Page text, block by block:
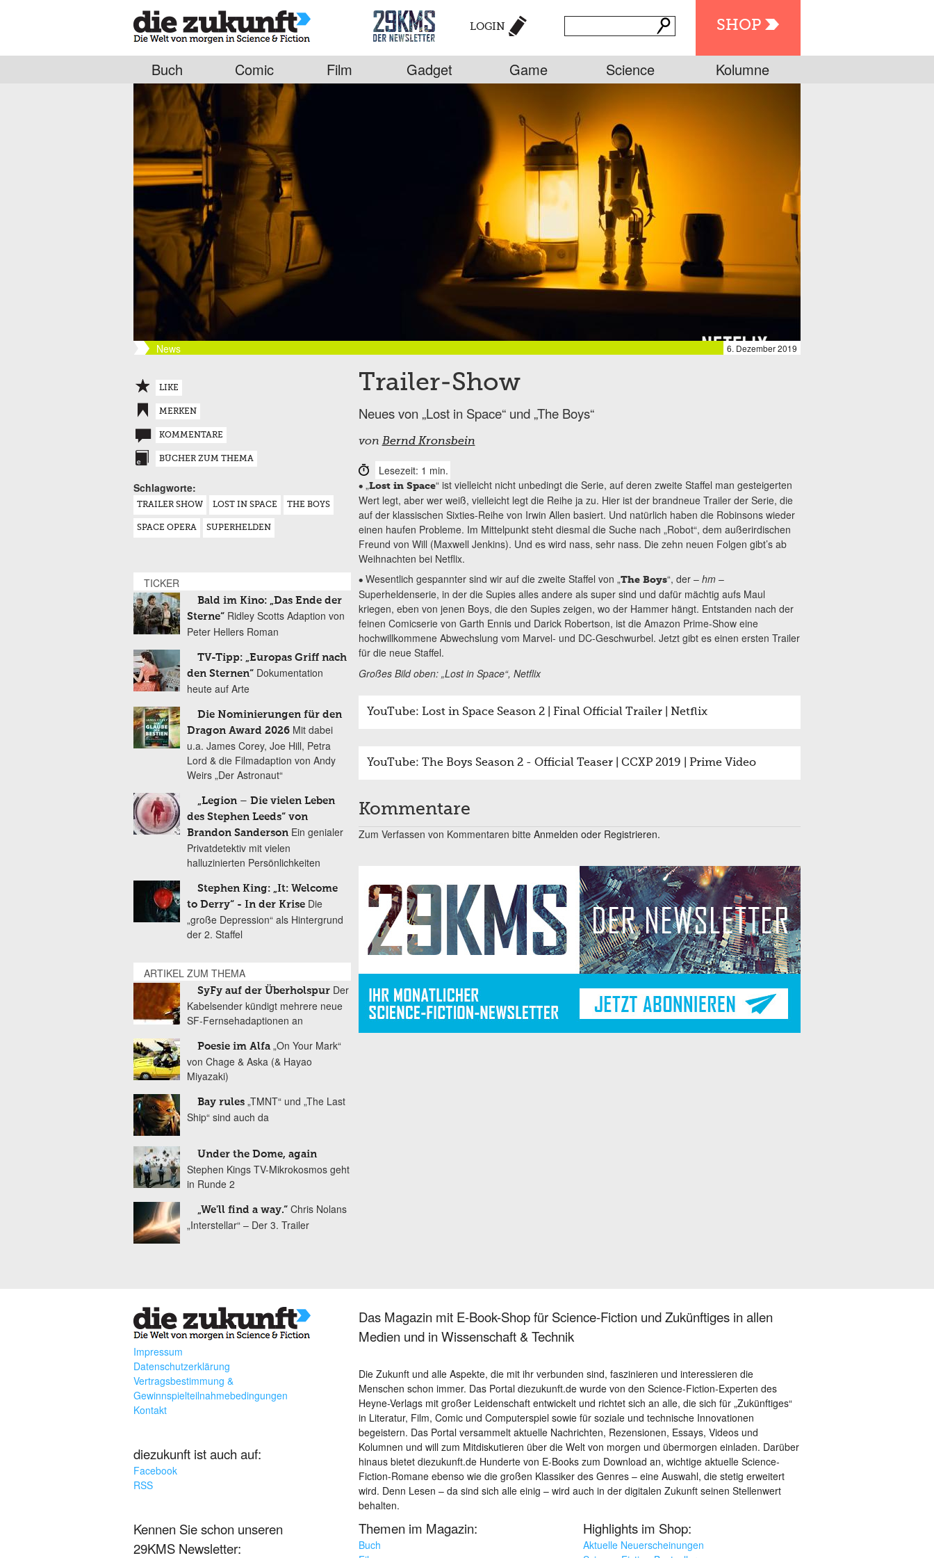
SHOP
LOGIN
Buch Comic Film Gadget Game Science Kolumne
News 6. Dezember 2019
Trailer-Show
Neues von „Lost in Space“ und „The Boys“
von Bernd Kronsbein
Lesezeit: 1 min.
• „Lost in Space“ ist vielleicht nicht unbedingt die Serie, auf deren zweite Staffel man gesteigerten
Wert legt, aber wer weiß, vielleicht legt die Reihe ja zu. Hier ist der brandneue Trailer der Serie, die
auf der klassischen Sixties-Reihe von Irwin Allen basiert. Und natürlich haben die Robinsons wieder
einen haufen Probleme. Im Mittelpunkt steht diesmal die Suche nach „Robot“, dem außerirdischen
Freund von Will (Maxwell Jenkins). Und es wird nass, sehr nass. Die zehn neuen Folgen gibt’s ab
Weihnachten bei Netflix.
• Wesentlich gespannter sind wir auf die zweite Staffel von „The Boys“, der – hm–
Superheldenserie, in der die Supies alles andere als super sind und dafür mächtig aufs Maul
kriegen, eben von jenen Boys, die den Supies zeigen, wo der Hammer hängt. Entstanden nach der
feinen Comicserie von Garth Ennis und Darick Robertson, ist die Amazon Prime-Show eine
hochwillkommene Abwechslung vom Marvel- und DC-Geschwurbel. Jetzt gibt es einen ersten Trailer
für die neue Staffel.
Großes Bild oben: „Lost in Space“, Netflix
YouTube: Lost in Space Season 2 | Final Official Trailer | Netflix
YouTube: The Boys Season 2 - Official Teaser | CCXP 2019 | Prime Video
Kommentare
Zum Verfassen von Kommentaren bitte Anmelden oder Registrieren.
LIKE
MERKEN
KOMMENTARE
BÜCHER ZUM THEMA
Schlagworte:
TRAILER SHOW LOST IN SPACE THE BOYS
SPACE OPERA SUPERHELDEN
TICKER
Bald im Kino: „Das Ende der
Sterne“ Ridley Scotts Adaption von
Peter Hellers Roman
TV-Tipp: „Europas Griff nach
den Sternen“ Dokumentation
heute auf Arte
Die Nominierungen für den
Dragon Award 2026 Mit dabei
u.a. James Corey, Joe Hill, Petra
Lord & die Filmadaption von Andy
Weirs „Der Astronaut“
„Legion – Die vielen Leben
des Stephen Leeds“ von
Brandon Sanderson Ein genialer
Privatdetektiv mit vielen
halluzinierten Persönlichkeiten
Stephen King: „It: Welcome
to Derry“ - In der Krise Die
„große Depression“ als Hintergrund
der 2. Staffel
ARTIKEL ZUM THEMA
SyFy auf der Überholspur Der
Kabelsender kündigt mehrere neue
SF-Fernsehadaptionen an
Poesie im Alfa „On Your Mark“
von Chage & Aska (& Hayao
Miyazaki)
Bay rules „TMNT“ und „The Last
Ship“ sind auch da
Under the Dome, again
Stephen Kings TV-Mikrokosmos geht
in Runde 2
„We'll find a way.“ Chris Nolans
„Interstellar“ – Der 3. Trailer
Impressum
Datenschutzerklärung
Vertragsbestimmung &
Gewinnspielteilnahmebedingungen
Kontakt
diezukunft ist auch auf:
Facebook
RSS
Kennen Sie schon unseren
29KMS Newsletter:
Das Magazin mit E-Book-Shop für Science-Fiction und Zukünftiges in allen
Medien und in Wissenschaft & Technik
Die Zukunft und alle Aspekte, die mit ihr verbunden sind, faszinieren und interessieren die
Menschen schon immer. Das Portal diezukunft.de wurde von den Science-Fiction-Experten des
Heyne-Verlags mit großer Leidenschaft entwickelt und richtet sich an alle, die sich für „Zukünftiges“
in Literatur, Film, Comic und Computerspiel sowie für soziale und technische Innovationen
begeistern. Das Portal versammelt aktuelle Nachrichten, Rezensionen, Essays, Videos und
Kolumnen und will zum Mitdiskutieren über die Welt von morgen und übermorgen einladen. Darüber
hinaus bietet diezukunft.de Hunderte von E-Books zum Download an, wichtige aktuelle Science-
Fiction-Romane ebenso wie die großen Klassiker des Genres – eine Auswahl, die stetig erweitert
wird. Denn Lesen – da sind sich alle einig – wird auch in der digitalen Zukunft seinen Stellenwert
behalten.
Themen im Magazin:
Buch
Highlights im Shop:
Aktuelle Neuerscheinungen